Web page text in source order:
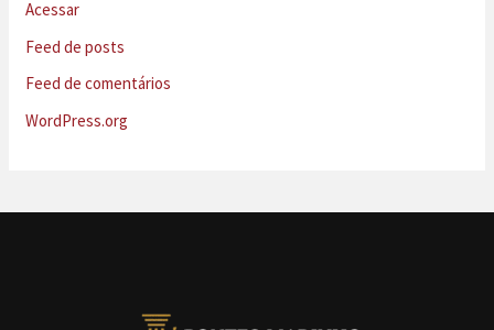
Acessar
Feed de posts
Feed de comentários
WordPress.org